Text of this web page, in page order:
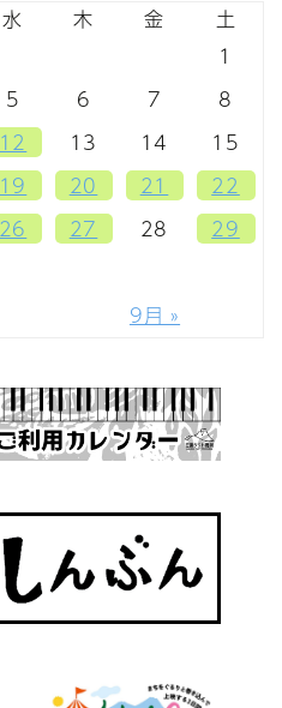
水 木 金
土
1
5 6 7
8
12 13 14
15
19 20 21
22
26 27 28
29
9月 »